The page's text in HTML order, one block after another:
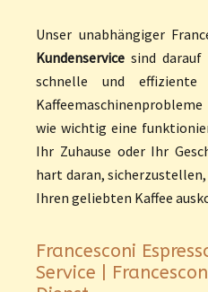
Unser unabhängiger
Kundenservice sind
schnelle und
wie wichtig eine
Ihr Zuhause oder Ihr
hart daran,
Ihren geliebten Kaffee
Francesconi
Service |